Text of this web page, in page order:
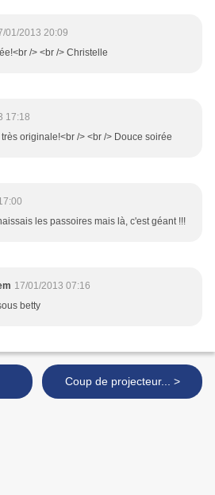
01/2013 20:09
/> <br /> Christelle
17:18
originale!<br /> <br /> Douce soirée
les passoires mais là, c'est géant !!!
17/01/2013 07:16
betty
Coup de projecteur... >